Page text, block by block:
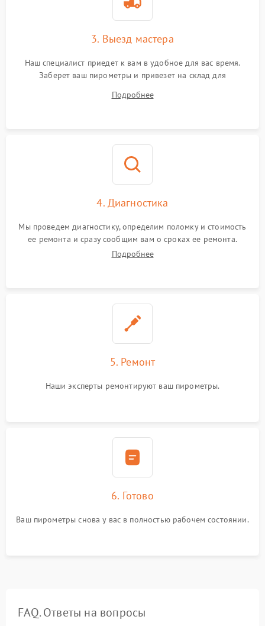
3. Выезд мастера
Наш специалист приедет к вам в удобное для вас время.
Заберет ваш пирометры и привезет на склад для
Подробнее
4. Диагностика
Мы проведем диагностику, определим поломку и стоимость
ее ремонта и сразу сообщим вам о сроках ее ремонта.
Подробнее
5. Ремонт
Наши эксперты ремонтируют ваш пирометры.
6. Готово
Ваш пирометры снова у вас в полностью рабочем состоянии.
FAQ. Ответы на вопросы